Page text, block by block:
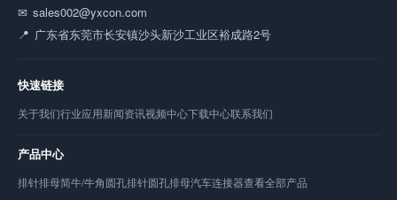
sales002@yxcon.com
广东省东莞市长安镇沙头新沙工业区裕成路2号
快速链接
关于我们行业应用新闻资讯视频中心下载中心联系我们
产品中心
排针排母简牛/牛角圆孔排针圆孔排母汽车连接器查看全部产品